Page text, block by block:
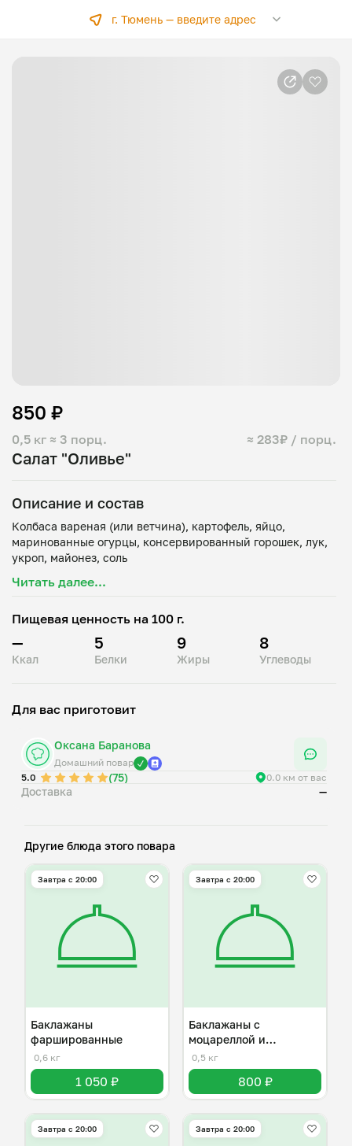
г. Тюмень — введите адрес
Салат "Оливье"
0,5 кг ≈ 3 порц. ≈ 283₽ / порц.
850 ₽
Описание и состав
Колбаса вареная (или ветчина), картофель, яйцо,
маринованные огурцы, консервированный горошек, лук,
Читать далее...
Пищевая ценность на 100 г.
—
Ккал
5
Белки
9
Жиры
8
Углеводы
Для вас приготовит
Оксана Баранова
Домашний повар
5.0
(75) 0.0 км от вас
Доставка —
Другие блюда этого повара
Завтра c 20:00
Баклажаны
фаршированные
0,6 кг
1 050 ₽
Завтра c 20:00
Баклажаны с
моцареллой и
помидорами
0,5 кг
800 ₽
Завтра c 20:00 Завтра c 20:00